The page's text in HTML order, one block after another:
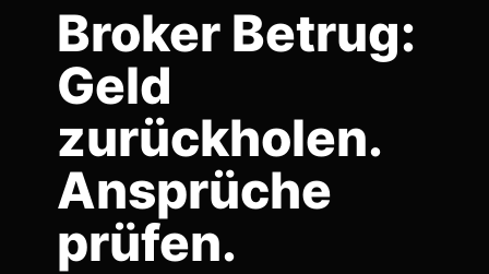
Broker Betrug:
Geld
zurückholen.
Ansprüche
prüfen.